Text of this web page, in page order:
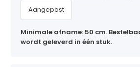
Aangepast
Minimale afname: 50 cm.
wordt geleverd in één stuk.